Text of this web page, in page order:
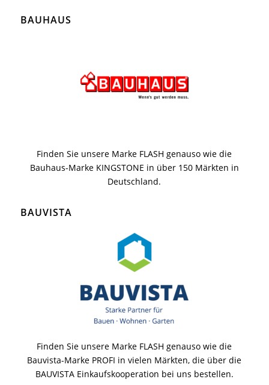
BAUHAUS
Finden Sie unsere Marke FLASH genauso wie die
Bauhaus-Marke KINGSTONE in über 150 Märkten in
Deutschland.
BAUVISTA
Finden Sie unsere Marke FLASH genauso wie die
Bauvista-Marke PROFI in vielen Märkten, die über die
BAUVISTA Einkaufskooperation bei uns bestellen.